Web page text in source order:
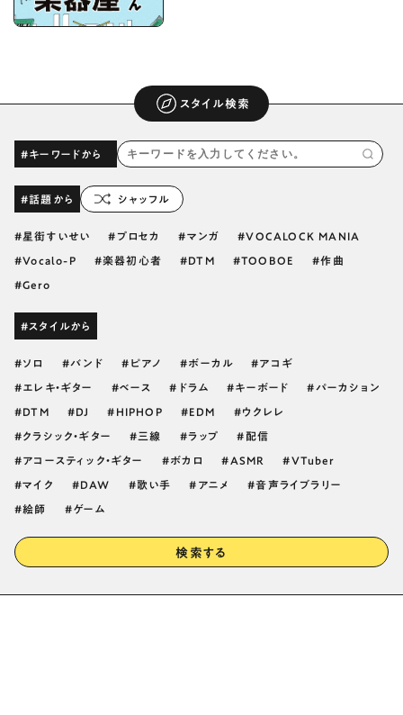
スタイル検索
#キーワードから
#話題から シャッフル
星街すいせい プロセカ マンガ VOCALOCK MANIA
Vocalo-P 楽器初心者 DTM TOOBOE 作曲
Gero
#スタイルから
ソロ バンド ピアノ ボーカル アコギ
エレキ・ギター ベース ドラム キーボード パーカション
DTM DJ HIPHOP EDM ウクレレ
クラシック・ギター 三線 ラップ 配信
アコースティック・ギター ボカロ ASMR VTuber
マイク DAW 歌い手 アニメ 音声ライブラリー
絵師 ゲーム
検索する